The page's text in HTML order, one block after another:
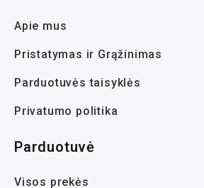
Apie mus
Pristatymas ir Grąžinimas
Parduotuvės taisyklės
Privatumo politika
Parduotuvė
Visos prekės